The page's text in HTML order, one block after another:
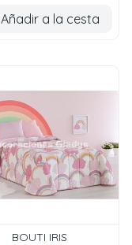
Añadir a la cesta
BOUTI IRIS